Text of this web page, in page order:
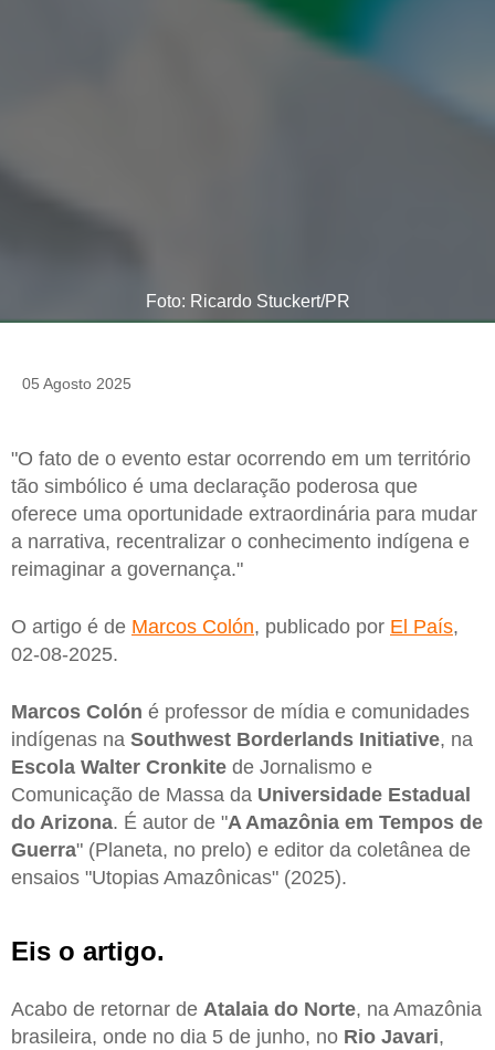
Foto: Ricardo Stuckert/PR
05 Agosto 2025
"O fato de o evento estar ocorrendo em um território
tão simbólico é uma declaração poderosa que
oferece uma oportunidade extraordinária para mudar
a narrativa, recentralizar o conhecimento indígena e
reimaginar a governança."
O artigo é de Marcos Colón, publicado por El País,
02-08-2025.
Marcos Colón é professor de mídia e comunidades
indígenas na Southwest Borderlands Initiative, na
Escola Walter Cronkite de Jornalismo e
Comunicação de Massa da Universidade Estadual
do Arizona. É autor de "A Amazônia em Tempos de
Guerra" (Planeta, no prelo) e editor da coletânea de
ensaios "Utopias Amazônicas" (2025).
Eis o artigo.
Acabo de retornar de Atalaia do Norte, na Amazônia
brasileira, onde no dia 5 de junho, no Rio Javari,